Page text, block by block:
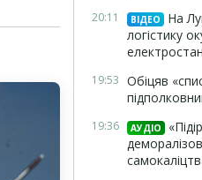
20:11 ВІДЕО
На
логістику
19:53 Обіцяв
19:36 АУДІО